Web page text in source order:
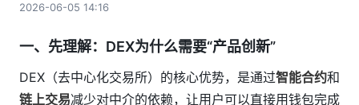
2026-06-05 14:16
一、先理解：DEX为什么需要“产品创新”
DEX（去中心化交易所）的核心优势，是通过智能合约和
链上交易减少对中介的依赖，让用户可以直接用钱包完成